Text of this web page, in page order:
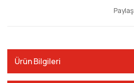
Paylaş
Ürün Bilgileri